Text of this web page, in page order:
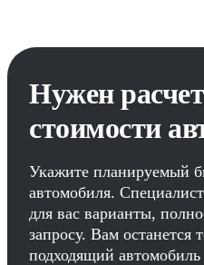
Нужен расчет
стоимости
Укажите планируемый
автомобиля.
для вас варианты,
запросу. Вам останется
подходящий